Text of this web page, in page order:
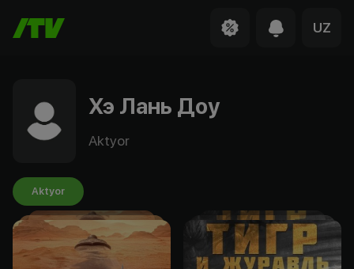
UZ
Хэ Лань Доу
Aktyor
Aktyor